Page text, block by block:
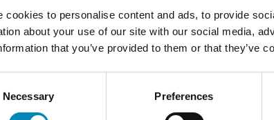
cookies to personalise content and ads, to provide
about your use of our site with our social media,
that you’ve provided to them or that they’ve
Necessary Preferences
DKK 114,81